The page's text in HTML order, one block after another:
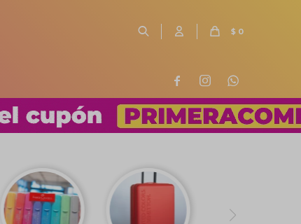
$ 0
  